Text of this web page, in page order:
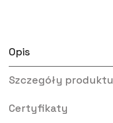
Opis
Szczegóły produktu
Certyfikaty